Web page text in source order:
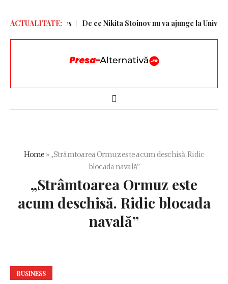
ACTUALITATE:
– Aleph News De ce Nikita Stoinov nu va ajunge la
Home »„Strâmtoarea Ormuz este acum deschisă. Ridic
blocada navală”
„Strâmtoarea Ormuz este
acum deschisă. Ridic blocada
navală”
BUSINESS